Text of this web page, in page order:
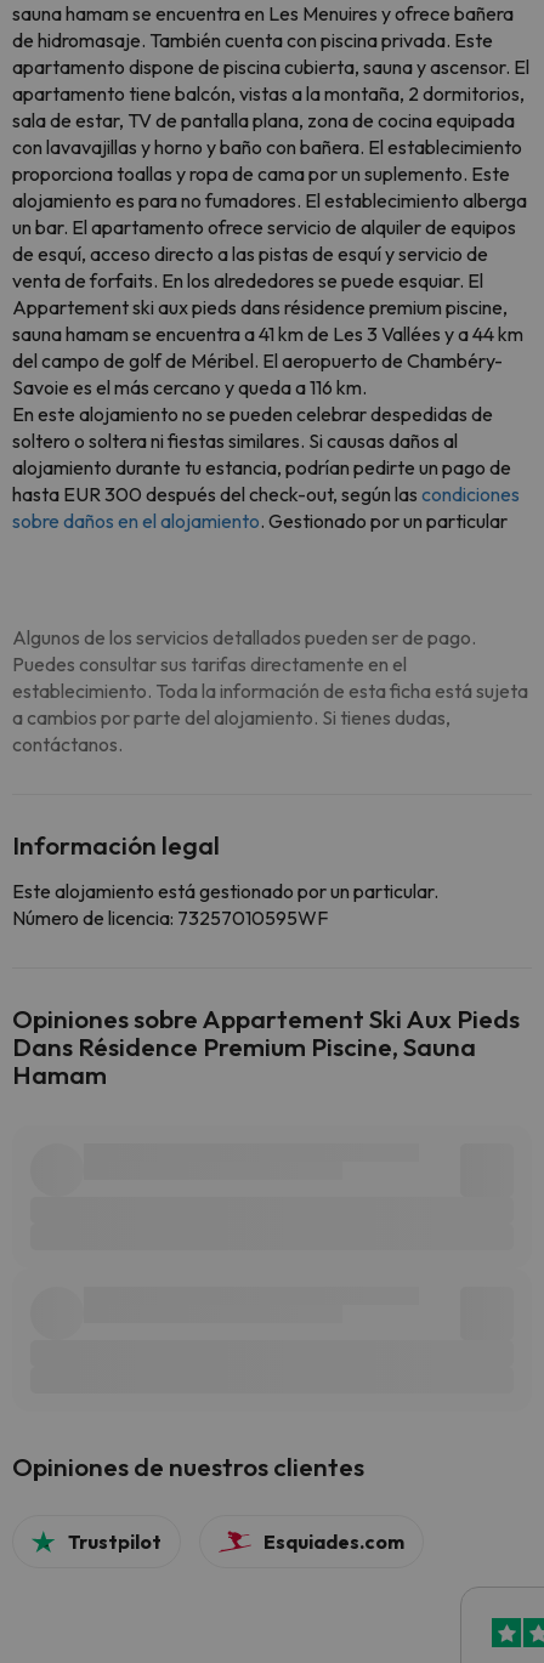
sauna hamam se encuentra en Les Menuires y ofrece bañera
de hidromasaje. También cuenta con piscina privada. Este
apartamento dispone de piscina cubierta, sauna y ascensor. El
apartamento tiene balcón, vistas a la montaña, 2 dormitorios,
sala de estar, TV de pantalla plana, zona de cocina equipada
con lavavajillas y horno y baño con bañera. El establecimiento
proporciona toallas y ropa de cama por un suplemento. Este
alojamiento es para no fumadores. El establecimiento alberga
un bar. El apartamento ofrece servicio de alquiler de equipos
de esquí, acceso directo a las pistas de esquí y servicio de
venta de forfaits. En los alrededores se puede esquiar. El
Appartement ski aux pieds dans résidence premium piscine,
sauna hamam se encuentra a 41 km de Les 3 Vallées y a 44 km
del campo de golf de Méribel. El aeropuerto de Chambéry-
Savoie es el más cercano y queda a 116 km.
En este alojamiento no se pueden celebrar despedidas de
soltero o soltera ni fiestas similares. Si causas daños al
alojamiento durante tu estancia, podrían pedirte un pago de
hasta EUR 300 después del check-out, según las condiciones
sobre daños en el alojamiento. Gestionado por un particular
Algunos de los servicios detallados pueden ser de pago.
Puedes consultar sus tarifas directamente en el
establecimiento. Toda la información de esta ficha está sujeta
a cambios por parte del alojamiento. Si tienes dudas,
contáctanos.
Información legal
Este alojamiento está gestionado por un particular.
Número de licencia: 73257010595WF
Opiniones sobre Appartement Ski Aux Pieds
Dans Résidence Premium Piscine, Sauna
Hamam
Opiniones de nuestros clientes
Trustpilot Esquiades.com